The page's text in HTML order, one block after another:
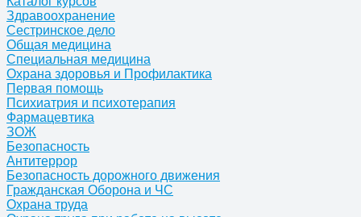
Здравоохранение
Сестринское дело
Общая медицина
Специальная медицина
Охрана здоровья и Профилактика
Первая помощь
Психиатрия и психотерапия
Фармацевтика
ЗОЖ
Безопасность
Антитеррор
Безопасность дорожного движения
Гражданская Оборона и ЧС
Охрана труда